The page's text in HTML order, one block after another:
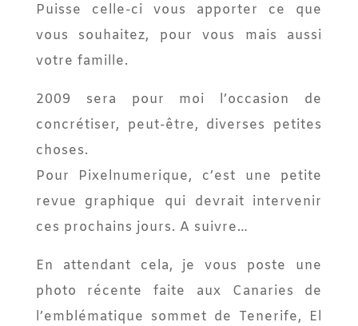
Puisse celle-ci vous apporter ce que
vous souhaitez, pour vous mais aussi
votre famille.
2009 sera pour moi l’occasion de
concrétiser, peut-être, diverses petites
choses.
Pour Pixelnumerique, c’est une petite
revue graphique qui devrait intervenir
ces prochains jours. A suivre…
En attendant cela, je vous poste une
photo récente faite aux Canaries de
l’emblématique sommet de Tenerife, El